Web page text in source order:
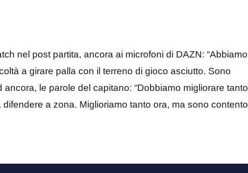
nel post partita, ancora ai microfoni di DAZN: “Abbiamo
a girare palla con il terreno di gioco asciutto. Sono
le parole del capitano: “Dobbiamo migliorare tanto
a zona. Miglioriamo tanto ora, ma sono contento